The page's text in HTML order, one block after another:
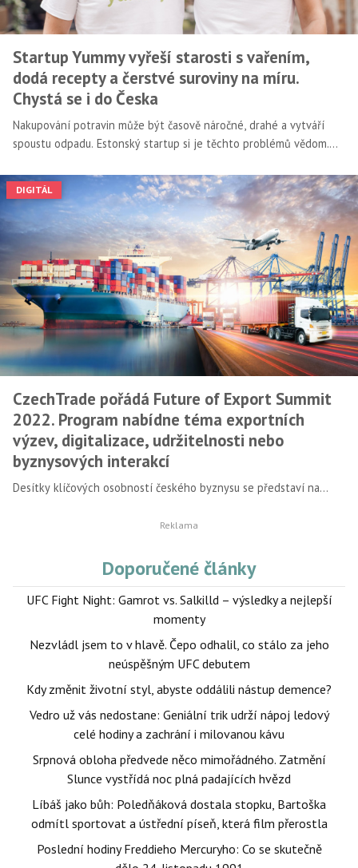
Startup Yummy vyřeší starosti s vařením,
dodá recepty a čerstvé suroviny na míru.
Chystá se i do Česka
Nakupování potravin může být časově náročné, drahé a vytváří
spoustu odpadu. Estonský startup si je těchto problémů vědom.
dodává balíčky s čerstvými ingrediencemi k vaření, přesně
odměřenými na objednaný počet porcí. A k tomu podrobný recept
na přípravu pokrmu. Se službou, pro niž se vžilo označení cook &
eat, chce Yummy vyrazit na nové trhy. Už letos je na řadě Polsko, v
hledáčku je i Česko a celá střední a východní Evropa. Yummy v
pre-seedové fázi získalo celkem 3,4 milionu eur, tedy v přepočtu
přes 80 milionů korun. Investičního kola se zúčastnil také andělský
fond DEPO Ventures, který Yummy pomůže se získáváním investic i
expanzí.
DIGITÁL
CzechTrade pořádá Future of Export Summit
2022. Program nabídne téma exportních
výzev, digitalizace, udržitelnosti nebo
byznysových interakcí
Desítky klíčových osobností českého byznysu se představí na
v odpoledních hodinách v Cubex Centru Praha. Odborný program
výzvám, digitalizaci či transformaci české ekonomiky. Následovat
budou diskuzní bloky včetně panelové diskuze. Na své si přijdou
podnikatelé, CEO, obchodní ředitelé nebo exportní manažeři, ale
také experti na udržitelnost a business development.
Doporučené články
UFC Fight Night: Gamrot vs. Salkilld – výsledky a nejlepší
momenty
Nezvládl jsem to v hlavě. Čepo odhalil, co stálo za jeho
neúspěšným UFC debutem
Kdy změnit životní styl, abyste oddálili nástup demence?
Vedro už vás nedostane: Geniální trik udrží nápoj ledový
celé hodiny a zachrání i milovanou kávu
Srpnová obloha předvede něco mimořádného. Zatmění
Slunce vystřídá noc plná padajících hvězd
Líbáš jako bůh: Poledňáková dostala stopku, Bartoška
odmítl sportovat a ústřední píseň, která film přerostla
Poslední hodiny Freddieho Mercuryho: Co se skutečně